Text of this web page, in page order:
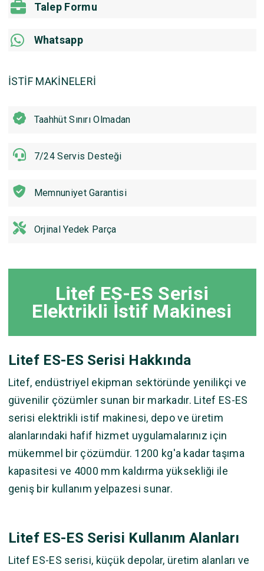
Talep Formu
Whatsapp
İSTİF MAKİNELERİ
Taahhüt Sınırı Olmadan
7/24 Servis Desteği
Memnuniyet Garantisi
Orjinal Yedek Parça
Litef ES-ES Serisi
Elektrikli İstif Makinesi
Litef ES-ES Serisi Hakkında
Litef, endüstriyel ekipman sektöründe yenilikçi ve
güvenilir çözümler sunan bir markadır. Litef ES-ES
serisi elektrikli istif makinesi, depo ve üretim
alanlarındaki hafif hizmet uygulamalarınız için
mükemmel bir çözümdür. 1200 kg'a kadar taşıma
kapasitesi ve 4000 mm kaldırma yüksekliği ile
geniş bir kullanım yelpazesi sunar.
Litef ES-ES Serisi Kullanım Alanları
Litef ES-ES serisi, küçük depolar, üretim alanları ve